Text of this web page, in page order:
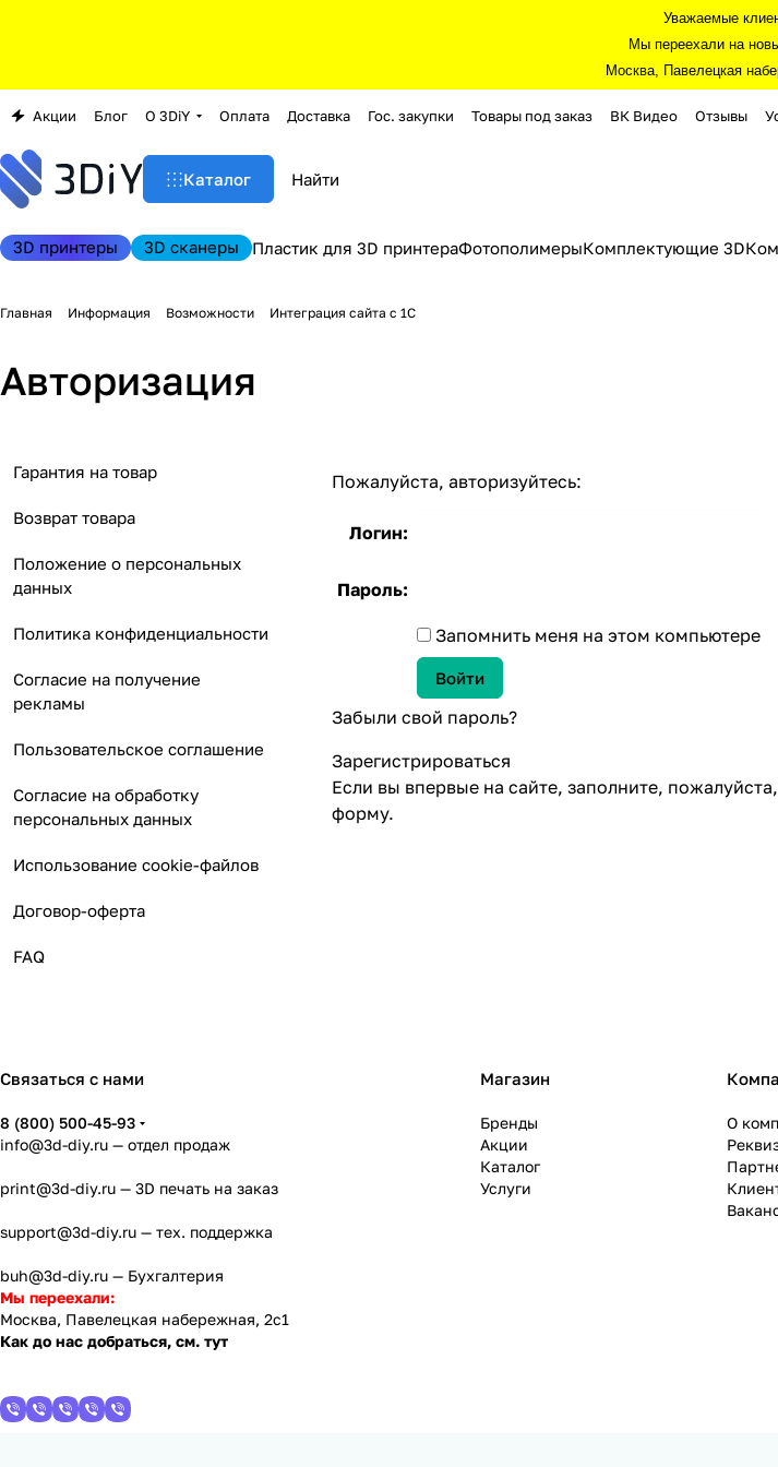
Уважаемые
Мы переехали на
Москва, Павелецкая
Акции Блог О 3DiY Оплата Доставка Гос. закупки Товары под заказ ВК Видео Отзывы
Каталог
3D принтеры 3D сканеры Пластик для 3D принтераФотополимерыКомплектующие 3D
Главная Информация Возможности Интеграция сайта с 1С
Авторизация
Пожалуйста, авторизуйтесь:
Логин:
Пароль:
Запомнить меня на этом компьютере
Забыли свой пароль?
Зарегистрироваться
Если вы впервые на сайте, заполните,
форму.
Гарантия на товар
Возврат товара
Положение о персональных
данных
Политика конфиденциальности
Согласие на получение
рекламы
Пользовательское соглашение
Согласие на обработку
персональных данных
Использование cookie-файлов
Договор-оферта
FAQ
Связаться с нами
8 (800) 500-45-93
info@3d-diy.ru — отдел продаж
print@3d-diy.ru — 3D печать на заказ
support@3d-diy.ru — тех. поддержка
buh@3d-diy.ru — Бухгалтерия
Мы переехали:
Москва, Павелецкая набережная, 2с1
Как до нас добраться, см. тут
Магазин
Бренды
Акции
Каталог
Услуги
О